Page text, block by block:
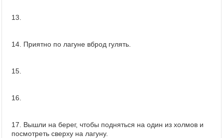
13.
14. Приятно по лагуне вброд гулять.
15.
16.
17. Вышли на берег, чтобы подняться на один из холмов и
посмотреть сверху на лагуну.